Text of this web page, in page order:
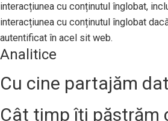
interacțiunea cu conținutul înglobat,
interacțiunea cu conținutul înglobat
autentificat în acel sit web.
Analitice
Cu cine partajăm
Cât timp îți păstrăm